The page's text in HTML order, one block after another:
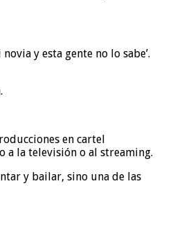
y esta gente no lo sabe’.
en cartel
a la televisión o al streaming.
y bailar, sino una de las